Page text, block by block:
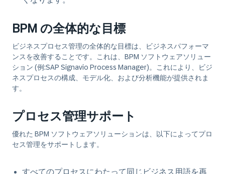
BPM の全体的な目標
ビジネスプロセス管理の全体的な目標は、ビジネスパフォーマ
ンスを改善することです。これは、 BPM ソフトウェアソリュー
ション (例:SAP Signavio Process Manager)。これにより、ビジ
ネスプロセスの構成、モデル化、および分析機能が提供されま
す。
プロセス管理サポート
優れた BPM ソフトウェアソリューションは、以下によってプロ
セス管理をサポートします。
すべてのプロセスにわたって同じビジネス用語を再